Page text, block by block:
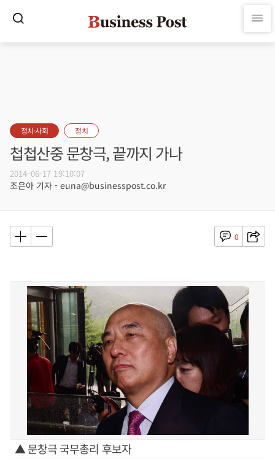
정치·사회 정치
첩첩산중 문창극, 끝까지 가나
2014-06-17 19:10:07
조은아 기자 - euna@businesspost.co.kr
0
▲ 문창극 국무총리 후보자